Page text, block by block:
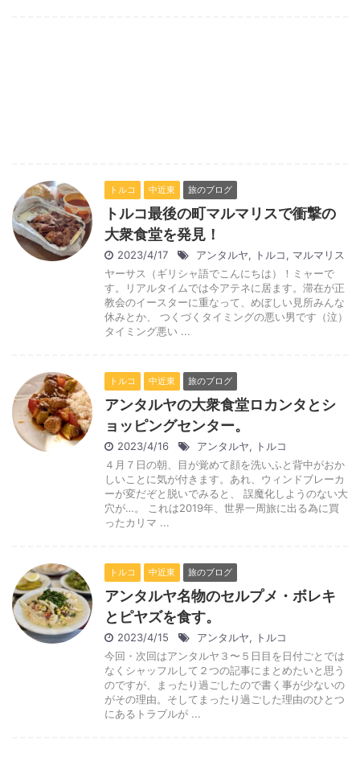
トルコ 中近東 旅のブログ
トルコ最後の町マルマリスで衝撃の
大衆食堂を発見！
2023/4/17 アンタルヤ, トルコ, マルマリス
ヤーサス（ギリシャ語でこんにちは）！ミャーで
す。リアルタイムでは今アテネに居ます。滞在が正
教会のイースターに重なって、めぼしい見所みんな
休みとか、 つくづくタイミングの悪い男です（泣）
タイミング悪い ...
トルコ 中近東 旅のブログ
アンタルヤの大衆食堂ロカンタとシ
ョッピングセンター。
2023/4/16 アンタルヤ, トルコ
４月７日の朝、目が覚めて顔を洗いふと背中がおか
しいことに気が付きます。あれ、ウィンドブレーカ
ーが変だぞと脱いでみると、 誤魔化しようのない大
穴が…。 これは2019年、世界一周旅に出る為に買
ったカリマ ...
トルコ 中近東 旅のブログ
アンタルヤ名物のセルプメ・ボレキ
とピヤズを食す。
2023/4/15 アンタルヤ, トルコ
今回・次回はアンタルヤ３〜５日目を日付ごとでは
なくシャッフルして２つの記事にまとめたいと思う
のですが、まったり過ごしたので書く事が少ないの
がその理由。そしてまったり過ごした理由のひとつ
にあるトラブルが ...